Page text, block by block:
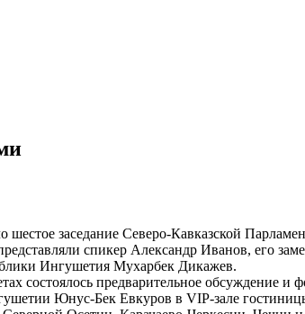
заседание Северо-Кавказской
спикер Александр Иванов, его
Ингушетия Мухарбек Дикажев.
состоялось предварительное
Юнус-Бек Евкуров в VIP-зале